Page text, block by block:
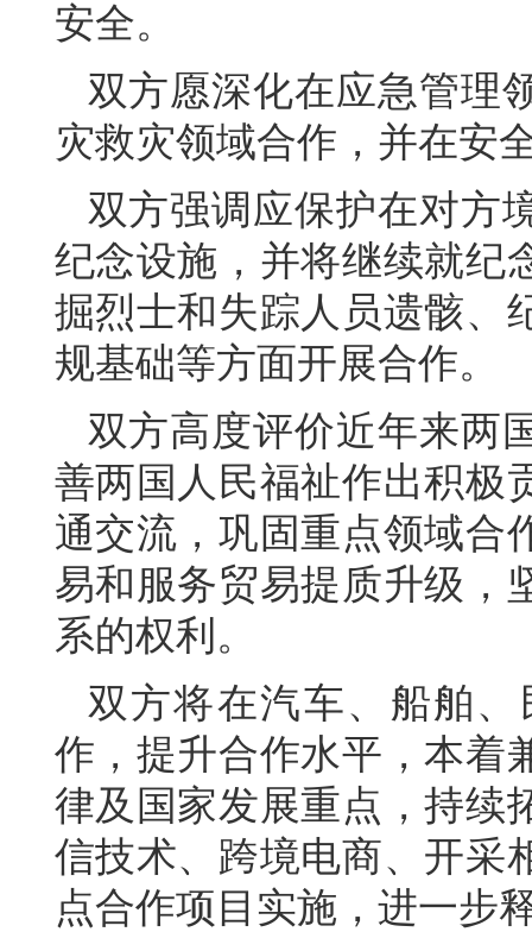
安全。
双方愿深化在应急管理
灾救灾领域合作，并在安
双方强调应保护在对方
纪念设施，并将继续就纪
掘烈士和失踪人员遗骸、
规基础等方面开展合作。
双方高度评价近年来两
善两国人民福祉作出积极
通交流，巩固重点领域合
易和服务贸易提质升级，
系的权利。
双方将在汽车、船舶
作，提升合作水平，本着
律及国家发展重点，持续
信技术、跨境电商、开采
点合作项目实施，进一步